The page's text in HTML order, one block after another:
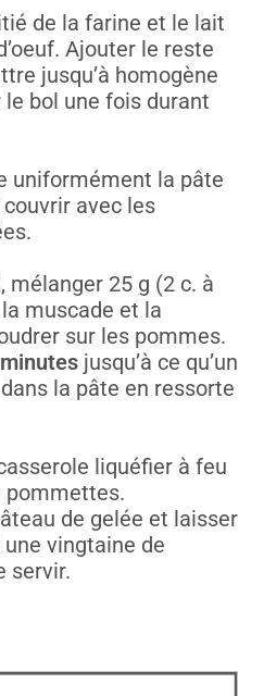
de la farine et le lait
Ajouter le reste
jusqu’à homogène
le bol une fois durant
uniformément la pâte
avec les
mélanger 25 g (2 c. à
muscade et la
sur les pommes.
jusqu’à ce qu’un
la pâte en ressorte
liquéfier à feu
pommettes.
de gelée et laisser
vingtaine de
servir.